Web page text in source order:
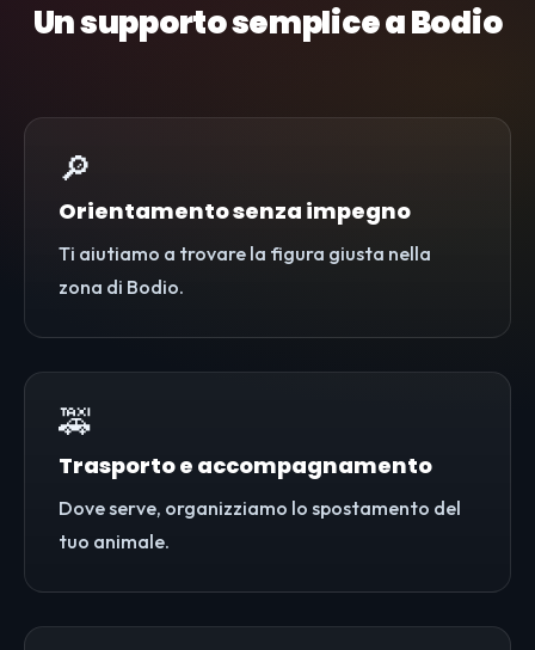
Un supporto semplice a Bodio
🔎
Orientamento senza impegno
Ti aiutiamo a trovare la figura giusta nella
zona di Bodio.
🚕
Trasporto e accompagnamento
Dove serve, organizziamo lo spostamento del
tuo animale.